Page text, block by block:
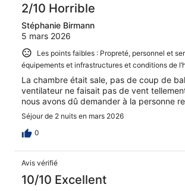
2/10 Horrible
Stéphanie Birmann
5 mars 2026
Les points faibles : Propreté, personnel et
équipements et infrastructures et conditions de
La chambre était sale, pas de coup de
ventilateur ne faisait pas de vent
nous avons dû demander à la personne
Séjour de 2 nuits en mars 2026
0
Avis vérifié
10/10 Excellent